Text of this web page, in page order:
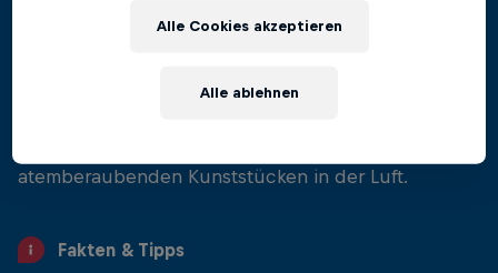
Die Cliff Diver haben Hunderte von
Finale der Saison vorzubereiten, bei dem der
atemberaubenden Kunststücken in der Luft.
Fakten & Tipps
Alle ablehnen
Alle Cookies akzeptieren